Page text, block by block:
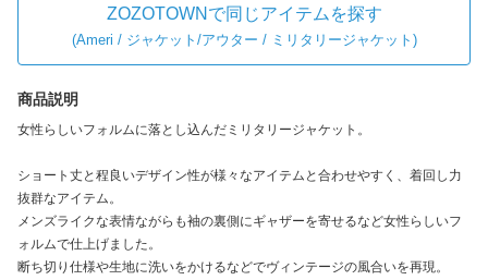
ZOZOTOWNで同じアイテムを探す
(Ameri / ジャケット/アウター / ミリタリージャケット )
商品説明
女性らしいフォルムに落とし込んだミリタリージャケット。
ショート丈と程良いデザイン性が様々なアイテムと合わせやすく、着回し力
抜群なアイテム。
メンズライクな表情ながらも袖の裏側にギャザーを寄せるなど女性らしいフ
ォルムで仕上げました。
断ち切り仕様や生地に洗いをかけるなどでヴィンテージの風合いを再現。